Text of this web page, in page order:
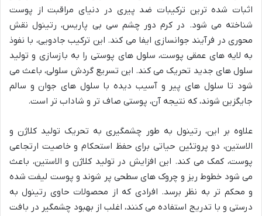
اثبات شده ترین ترکیبات ضد پیری در دنیای مراقبت از پوست
شناخته می شود. در کرم دور چشم سی بی پاریس، رتینول نقش
محوری در فرآیند جوانسازی ایفا می کند. این ترکیب جادویی، با نفوذ
به لایه های عمقی پوست، سلول های پوستی را به بازسازی و تولید
سلول های جدید تحریک می کند. این تسریع گردش سلولی، باعث می
شود تا سلول های پیر و آسیب دیده با سلول های جوان و سالم
جایگزین شوند، که نتیجه آن، پوستی صاف تر و شاداب تر است.
علاوه بر این، رتینول به طور چشمگیری به تحریک تولید کلاژن و
الاستین، دو پروتئین حیاتی برای حفظ استحکام و خاصیت ارتجاعی
پوست، کمک می کند. این افزایش در تولید کلاژن و الاستین، باعث
می شود خطوط ریز و چروک های سطحی پر شوند و پوست لیفت شده
و محکم تر به نظر برسد. افرادی که از محصولات حاوی رتینول به
درستی و با تدریج استفاده می کنند، اغلب از بهبود چشمگیر در بافت